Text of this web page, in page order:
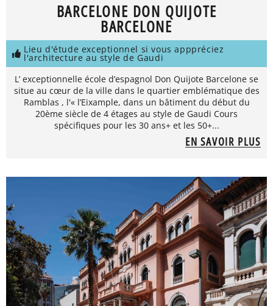
BARCELONE DON QUIJOTE
BARCELONE
Lieu d'étude exceptionnel si vous apppréciez
l'architecture au style de Gaudi
L’ exceptionnelle école d’espagnol Don Quijote Barcelone se
situe au cœur de la ville dans le quartier emblématique des
Ramblas , l'« l’Eixample, dans un bâtiment du début du
20ème siècle de 4 étages au style de Gaudi Cours
spécifiques pour les 30 ans+ et les 50+...
EN SAVOIR PLUS